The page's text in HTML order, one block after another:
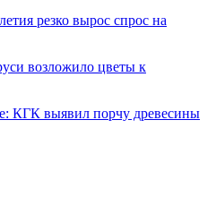
резко вырос спрос на
возложило цветы к
КГК выявил порчу древесины